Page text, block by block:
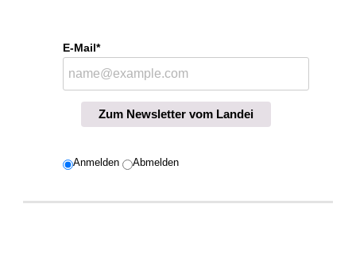
E-Mail*
Zum Newsletter vom Landei
Anmelden Abmelden